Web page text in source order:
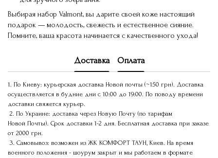
Выбирая набор Valmont, вы дарите своей коже настоящий
подарок — молодость, свежесть и естественное сияние.
Помните, ваша красота начинается с качественного ухода!
Доставка Оплата
1. По Киеву: курьерская доставка Новой почты (~150 грн). Доставка
осуществляется в будние дни с 10:00 до 19:00. По поводу времени
доставки свяжется курьер.
2. По Украине: доставка через Новую Почту (по тарифам
Новой Почты). Срок доставки 1-2 дня. Бесплатная доставка при заказе
от 2000 грн.
3. Самовывоз: возможен из ЖК КОМФОРТ ТАУН, Киев. На время
военного положения - шоурум закрыт и мы работаем в формате